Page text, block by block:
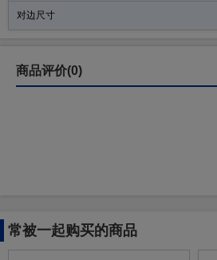
对边尺寸
商品评价(0)
常被一起购买的商品